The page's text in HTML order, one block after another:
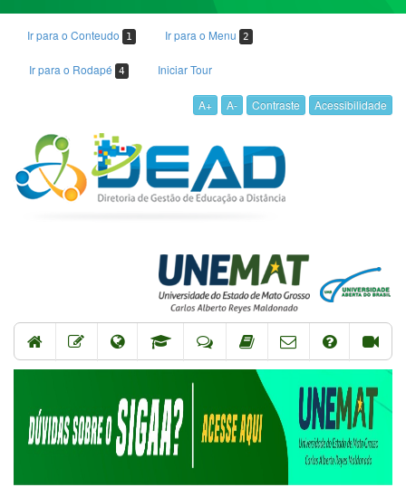
Ir para o Conteudo 1 Ir para o Menu 2
Ir para o Rodapé 4 Iniciar Tour
A+ A- Contraste Acessibilidade